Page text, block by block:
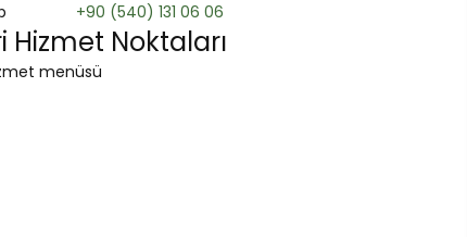
+90 (540) 131 06 06
Hizmet Noktaları
menüsü